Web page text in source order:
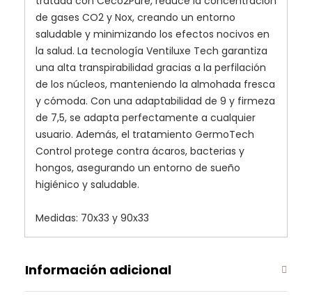
de gases CO2 y Nox, creando un entorno
saludable y minimizando los efectos nocivos en
la salud. La tecnología Ventiluxe Tech garantiza
una alta transpirabilidad gracias a la perfilación
de los núcleos, manteniendo la almohada fresca
y cómoda. Con una adaptabilidad de 9 y firmeza
de 7,5, se adapta perfectamente a cualquier
usuario. Además, el tratamiento GermoTech
Control protege contra ácaros, bacterias y
hongos, asegurando un entorno de sueño
higiénico y saludable.
Medidas: 70x33 y 90x33
Información adicional